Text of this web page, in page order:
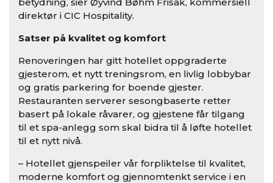
direktør i CIC Hospitality.
Satser på kvalitet og komfort
Renoveringen har gitt hotellet oppgraderte
gjesterom, et nytt treningsrom, en livlig lobbybar
og gratis parkering for boende gjester.
Restauranten serverer sesongbaserte retter
basert på lokale råvarer, og gjestene får tilgang
til et spa-anlegg som skal bidra til å løfte hotellet
til et nytt nivå.
– Hotellet gjenspeiler vår forpliktelse til kvalitet,
moderne komfort og gjennomtenkt service i en